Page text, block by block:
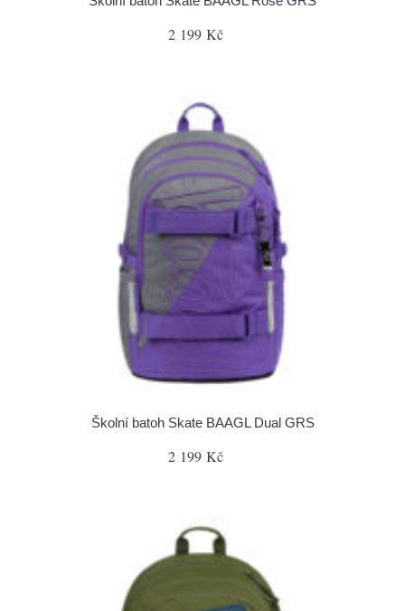
2 199 Kč
Školní batoh Skate BAAGL Dual GRS
2 199 Kč